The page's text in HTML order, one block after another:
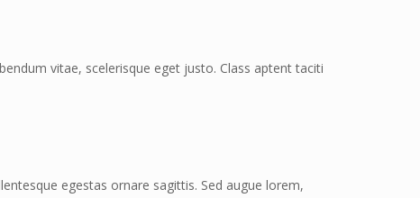
vitae, scelerisque eget justo. Class aptent taciti
egestas ornare sagittis. Sed augue lorem,